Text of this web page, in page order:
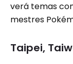
verá temas
mestres
Taipei,